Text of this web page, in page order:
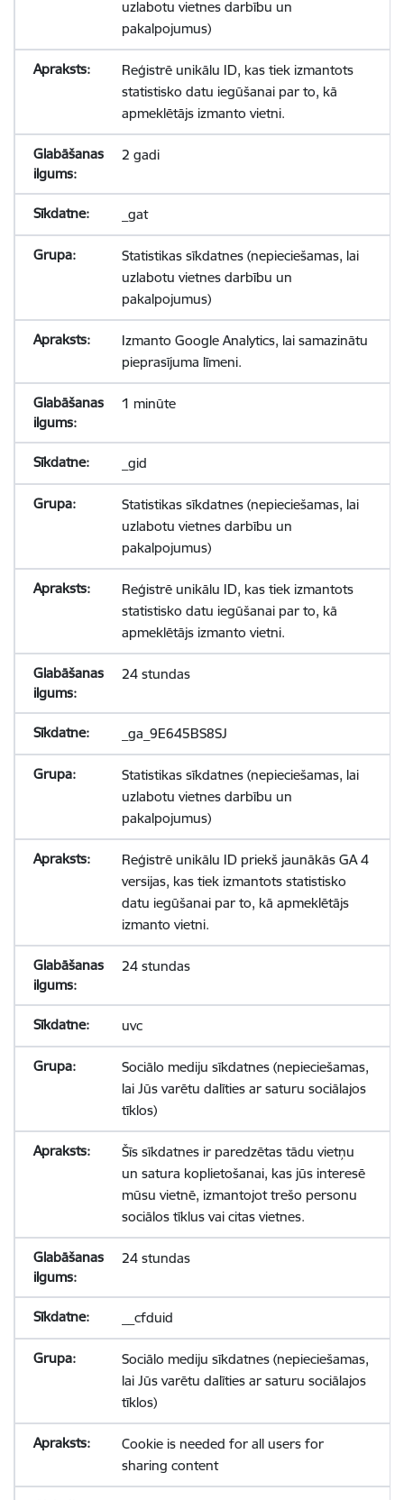
uzlabotu vietnes darbību un
pakalpojumus)
Reģistrē unikālu ID, kas tiek izmantots
statistisko datu iegūšanai par to, kā
apmeklētājs izmanto vietni.
2 gadi
_gat
Statistikas sīkdatnes (nepieciešamas, lai
uzlabotu vietnes darbību un
pakalpojumus)
Izmanto Google Analytics, lai samazinātu
pieprasījuma līmeni.
1 minūte
_gid
Statistikas sīkdatnes (nepieciešamas, lai
uzlabotu vietnes darbību un
pakalpojumus)
Reģistrē unikālu ID, kas tiek izmantots
statistisko datu iegūšanai par to, kā
apmeklētājs izmanto vietni.
24 stundas
_ga_9E645BS8SJ
Statistikas sīkdatnes (nepieciešamas, lai
uzlabotu vietnes darbību un
pakalpojumus)
Reģistrē unikālu ID priekš jaunākās GA 4
versijas, kas tiek izmantots statistisko
datu iegūšanai par to, kā apmeklētājs
izmanto vietni.
24 stundas
uvc
Sociālo mediju sīkdatnes (nepieciešamas,
lai Jūs varētu dalīties ar saturu sociālajos
tīklos)
Šīs sīkdatnes ir paredzētas tādu vietņu
un satura koplietošanai, kas jūs interesē
mūsu vietnē, izmantojot trešo personu
sociālos tīklus vai citas vietnes.
24 stundas
__cfduid
Sociālo mediju sīkdatnes (nepieciešamas,
lai Jūs varētu dalīties ar saturu sociālajos
tīklos)
Cookie is needed for all users for
sharing content